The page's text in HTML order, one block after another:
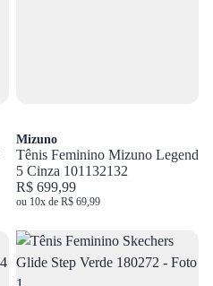
Mizuno
Tênis Feminino Mizuno Legend
5 Cinza 101132132
R$ 699,99
ou 10x de R$ 69,99